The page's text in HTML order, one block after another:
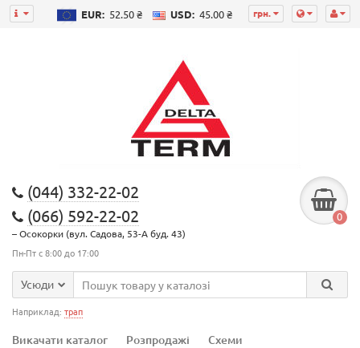
грн.
EUR: 52.50 ₴ USD: 45.00 ₴
(044) 332-22-02
(066) 592-22-02
– Осокорки (вул. Садова, 53-А буд. 43)
Пн-Пт с 8:00 до 17:00
0
Усюди
Наприклад: трап
Викачати каталог Розпродажі
Схеми